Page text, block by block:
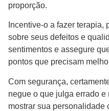
proporção.
Incentive-o a fazer terapia,
sobre seus defeitos e
sentimentos e assegure
pontos que precisam
Com segurança,
negue o que julga errado
mostrar sua personalidade